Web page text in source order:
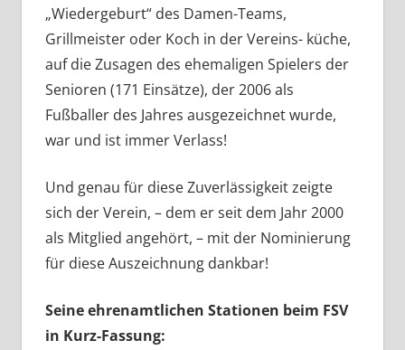
„Wiedergeburt“ des Damen-Teams,
Grillmeister oder Koch in der Vereins- küche,
auf die Zusagen des ehemaligen Spielers der
Senioren (171 Einsätze), der 2006 als
Fußballer des Jahres ausgezeichnet wurde,
war und ist immer Verlass!
Und genau für diese Zuverlässigkeit zeigte
sich der Verein, – dem er seit dem Jahr 2000
als Mitglied angehört, – mit der Nominierung
für diese Auszeichnung dankbar!
Seine ehrenamtlichen Stationen beim FSV
in Kurz-Fassung: